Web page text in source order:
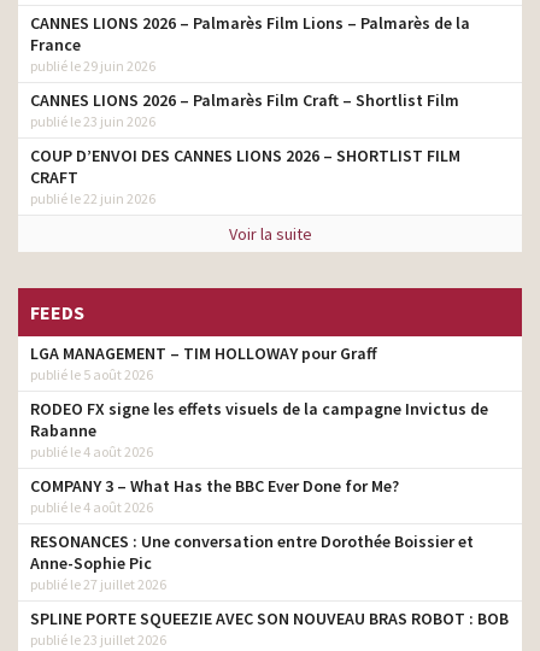
CANNES LIONS 2026 – Palmarès Film Lions – Palmarès de la
France
publié le 29 juin 2026
CANNES LIONS 2026 – Palmarès Film Craft – Shortlist Film
publié le 23 juin 2026
COUP D’ENVOI DES CANNES LIONS 2026 – SHORTLIST FILM
CRAFT
publié le 22 juin 2026
Voir la suite
FEEDS
LGA MANAGEMENT – TIM HOLLOWAY pour Graff
publié le 5 août 2026
RODEO FX signe les effets visuels de la campagne Invictus de
Rabanne
publié le 4 août 2026
COMPANY 3 – What Has the BBC Ever Done for Me?
publié le 4 août 2026
RESONANCES : Une conversation entre Dorothée Boissier et
Anne-Sophie Pic
publié le 27 juillet 2026
SPLINE PORTE SQUEEZIE AVEC SON NOUVEAU BRAS ROBOT : BOB
publié le 23 juillet 2026